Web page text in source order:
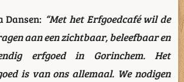
Dansen: “Met het Erfgoedcafé wil de
aan een zichtbaar, beleefbaar en
erfgoed in Gorinchem. Het
is van ons allemaal. We nodigen